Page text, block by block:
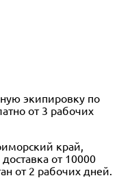
экипировку по
от 3 рабочих
край,
от 10000
от 2 рабочих дней.